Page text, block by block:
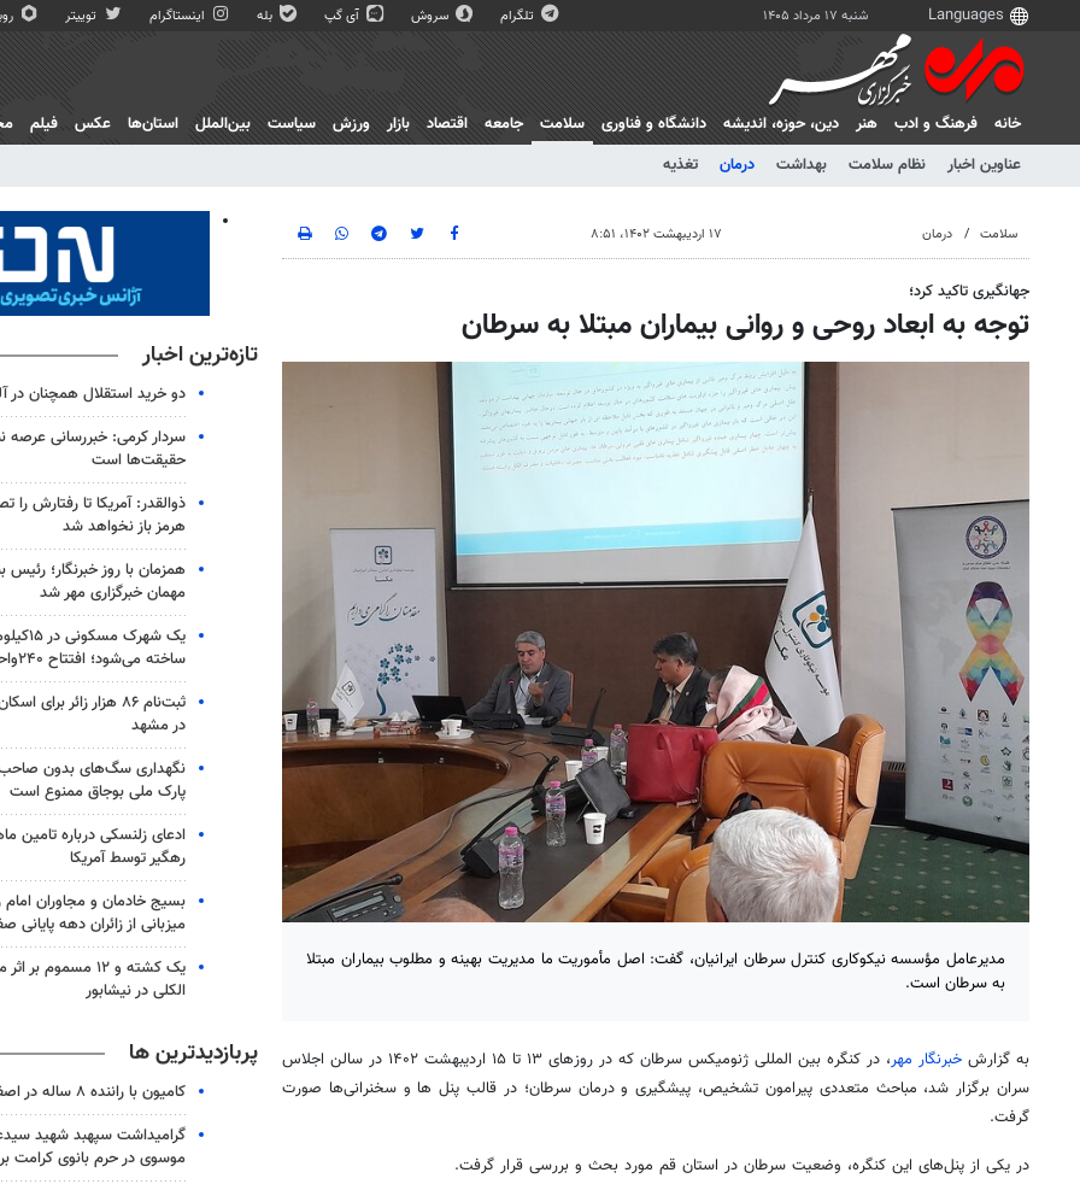
شنبه ۱۷ مرداد ۱۴۰۵ تلگرام سروش آی گپ بله اینستاگرام توییتر
خانه فرهنگ و ادب هنر دين، حوزه، انديشه دانشگاه و فناوری
سلامت
عناوین اخبار
نظام سلامت بهداشت درمان تغذیه
جامعه اقتصاد بازار ورزش سیاست بین‌الملل استان‌ها عکس فیلم
سلامت درمان ۱۷ اردیبهشت ۱۴۰۲، ۸:۵۱
جهانگیری تاکید کرد؛
توجه به ابعاد روحی و روانی بیماران مبتلا به سرطان
مدیرعامل مؤسسه نیکوکاری کنترل سرطان ایرانیان، گفت: اصل مأموریت ما مدیریت بهینه و مطلوب بیماران مبتلا
به سرطان است.
به گزارش خبرنگار مهر، در کنگره بین المللی ژنومیکس
سرطان که در روزهای ۱۳ تا ۱۵ اردیبهشت ۱۴۰۲ در سالن اجلاس
سران برگزار شد، مباحث متعددی پیرامون تشخیص، پیشگیری و درمان سرطان؛ در قالب پنل ها و سخنرانی‌ها صورت
گرفت.
در یکی از پنل‌های این کنگره، وضعیت سرطان در استان قم مورد بحث و بررسی قرار گرفت.
تازه‌ترین اخبار
دو خرید استقلال همچنان در
سردار کرمی: خبررسانی عرصه
حقیقت‌ها است
ذوالقدر: آمریکا تا رفتارش را
هرمز باز نخواهد شد
همزمان با روز خبرنگار؛
مهمان خبرگزاری مهر شد
یک شهرک
ساخته می‌شود؛ افتتاح ۲۴۰واحد مسکن
ثبت‌نام ۸۶ هزار زائر
در مشهد
نگهداری سگ‌های بدون
پارک ملی بوجاق ممنوع است
ادعای زلنسکی درباره تامین
رهگیر توسط آمریکا
بسیج خادمان و مجاوران امام
میزبانی از زائران دهه پایانی
یک کشته و ۱۲ مسموم
الکلی در نیشابور
پربازدیدترین ها
کامیون با راننده ۸ ساله در اصفهان توقیف شد
گرامیداشت سپهبد شهید
موسوی در حرم بانوی کرامت